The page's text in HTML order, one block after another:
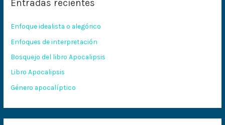
a
p
o
r
:
Entradas recientes
Enfoque idealista o alegórico
Enfoques de interpretación
Bosquejo del libro Apocalipsis
Libro Apocalipsis
Género apocalíptico